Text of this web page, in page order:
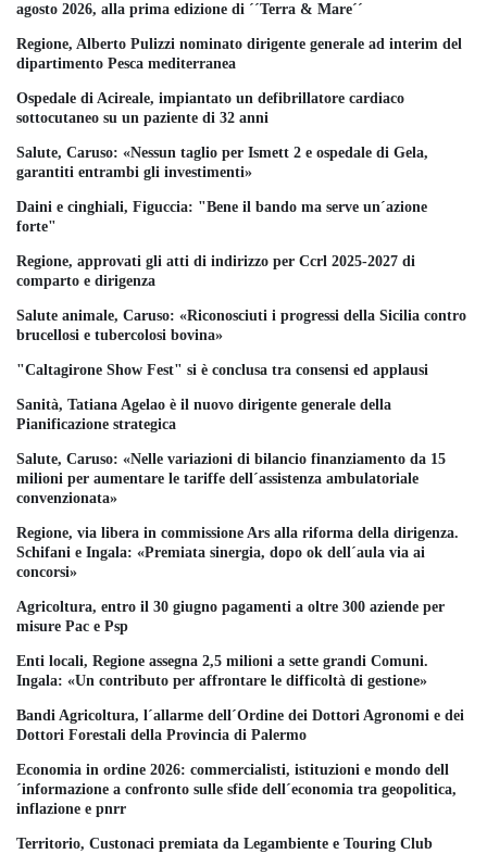
agosto 2026, alla prima edizione di ´´Terra & Mare´´
Regione, Alberto Pulizzi nominato dirigente generale ad interim del
dipartimento Pesca mediterranea
Ospedale di Acireale, impiantato un defibrillatore cardiaco
sottocutaneo su un paziente di 32 anni
Salute, Caruso: «Nessun taglio per Ismett 2 e ospedale di Gela,
garantiti entrambi gli investimenti»
Daini e cinghiali, Figuccia: "Bene il bando ma serve un´azione
forte"
Regione, approvati gli atti di indirizzo per Ccrl 2025-2027 di
comparto e dirigenza
Salute animale, Caruso: «Riconosciuti i progressi della Sicilia contro
brucellosi e tubercolosi bovina»
"Caltagirone Show Fest" si è conclusa tra consensi ed applausi
Sanità, Tatiana Agelao è il nuovo dirigente generale della
Pianificazione strategica
Salute, Caruso: «Nelle variazioni di bilancio finanziamento da 15
milioni per aumentare le tariffe dell´assistenza ambulatoriale
convenzionata»
Regione, via libera in commissione Ars alla riforma della dirigenza.
Schifani e Ingala: «Premiata sinergia, dopo ok dell´aula via ai
concorsi»
Agricoltura, entro il 30 giugno pagamenti a oltre 300 aziende per
misure Pac e Psp
Enti locali, Regione assegna 2,5 milioni a sette grandi Comuni.
Ingala: «Un contributo per affrontare le difficoltà di gestione»
Bandi Agricoltura, l´allarme dell´Ordine dei Dottori Agronomi e dei
Dottori Forestali della Provincia di Palermo
Economia in ordine 2026: commercialisti, istituzioni e mondo dell
´informazione a confronto sulle sfide dell´economia tra geopolitica,
inflazione e pnrr
Territorio, Custonaci premiata da Legambiente e Touring Club